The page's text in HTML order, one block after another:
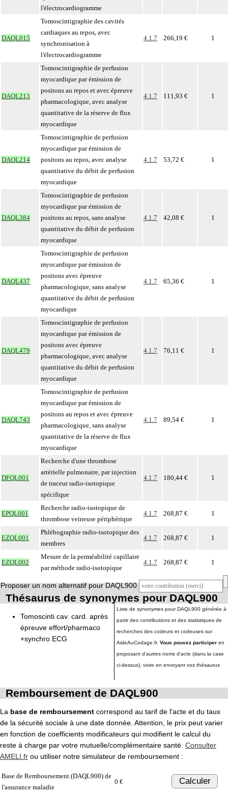
l'électrocardiogramme
DAQL015
Tomoscintigraphie des cavités
cardiaques au repos, avec
synchronisation à
l'électrocardiogramme
4.1.7 266,19 € 1
DAQL213
Tomoscintigraphie de perfusion
myocardique par émission de
positons au repos et avec épreuve
pharmacologique, avec analyse
quantitative de la réserve de flux
myocardique
4.1.7 111,93 € 1
DAQL214
Tomoscintigraphie de perfusion
myocardique par émission de
positons au repos, avec analyse
quantitative du débit de perfusion
myocardique
4.1.7 53,72 € 1
DAQL384
Tomoscintigraphie de perfusion
myocardique par émission de
positons au repos, sans analyse
quantitative du débit de perfusion
myocardique
4.1.7 42,08 € 1
DAQL437
Tomoscintigraphie de perfusion
myocardique par émission de
positons avec épreuve
pharmacologique, sans analyse
quantitative du débit de perfusion
myocardique
4.1.7 65,36 € 1
DAQL479
Tomoscintigraphie de perfusion
myocardique par émission de
positons avec épreuve
pharmacologique, avec analyse
quantitative du débit de perfusion
myocardique
4.1.7 76,11 € 1
DAQL743
Tomoscintigraphie de perfusion
myocardique par émission de
positons au repos et avec épreuve
pharmacologique, sans analyse
quantitative de la réserve de flux
myocardique
4.1.7 89,54 € 1
DFQL001
Recherche d'une thrombose
artérielle pulmonaire, par injection
de traceur radio-isotopique
spécifique
4.1.7 180,44 € 1
EPQL001
Recherche radio-isotopique de
thrombose veineuse périphérique
4.1.7 268,87 € 1
EZQL001
Phlébographie radio-isotopique des
membres
4.1.7 268,87 € 1
EZQL002
Mesure de la perméabilité capillaire
par méthode radio-isotopique
4.1.7 268,87 € 1
Proposer un nom alternatif pour DAQL900
Thésaurus de synonymes pour DAQL900
Tomoscinti cav. card. après
épreuve effort/pharmaco
+synchro ECG
Liste de synonymes pour DAQL900 générée à
partir des contributions et des statistiques de
recherches des codeurs et codeuses sur
AideAuCodage.fr. Vous pouvez participer en
proposant d'autres noms d'acte (dans la case
ci-dessus), voire en envoyant vos thésaurus
Remboursement de DAQL900
La base de remboursement correspond au tarif de l'acte et du taux
de la sécurité sociale à une date donnée. Attention, le prix peut varier
en fonction de coefficients modificateurs qui modifient le calcul du
reste à charge par votre mutuelle/complémentaire santé. Consulter
AMELI.fr ou utiliser notre simulateur de remboursement :
Base de Remboursement (DAQL900) de
l'assurance maladie
0 € Calculer